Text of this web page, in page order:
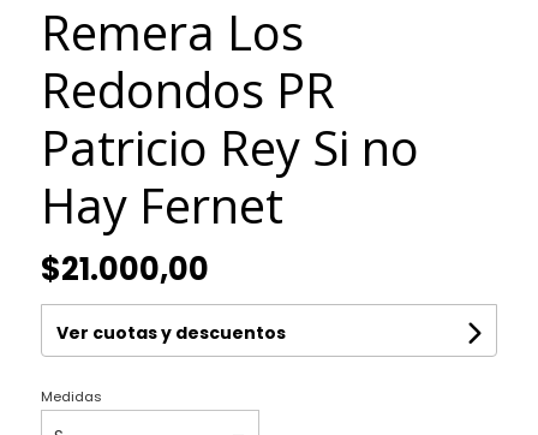
Remera Los
Redondos PR
Patricio Rey Si no
Hay Fernet
$21.000,00
Ver cuotas y descuentos
Medidas